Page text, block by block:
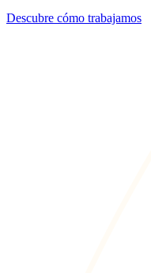
Descubre cómo trabajamos